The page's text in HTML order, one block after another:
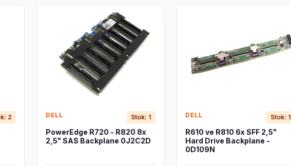
2 DELL Stok: 1
PowerEdge R720 - R820 8x
2,5" SAS Backplane 0J2C2D
DELL Stok: 1
R610 ve R810 6x SFF 2,5"
Hard Drive Backplane -
0D109N